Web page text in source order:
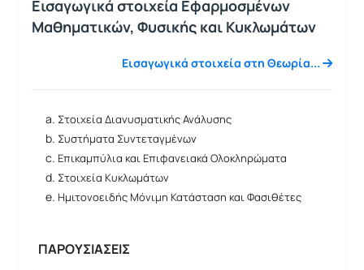
Εισαγωγικά στοιχεία Εφαρμοσμένων
Μαθηματικών, Φυσικής και Κυκλωμάτων
Εισαγωγικά στοιχεία στη Θεωρία...
Στοιχεία Διανυσματικής Ανάλυσης
Συστήματα Συντεταγμένων
Επικαμπύλια και Επιφανειακά Ολοκληρώματα
Στοιχεία Κυκλωμάτων
Ημιτονοειδής Μόνιμη Κατάσταση και Φασιθέτες
ΠΑΡΟΥΣΙΑΣΕΙΣ